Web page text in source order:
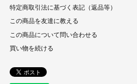
特定商取引法に基づく表記（返品等）
この商品を友達に教える
この商品について問い合わせる
買い物を続ける